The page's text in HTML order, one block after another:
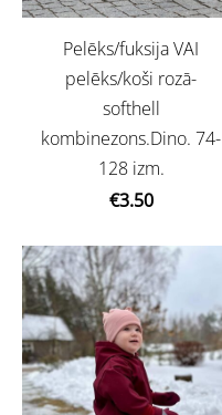
Pelēks/fuksija VAI
pelēks/koši rozā-
softhell
kombinezons.Dino. 74-
128 izm.
€3.50